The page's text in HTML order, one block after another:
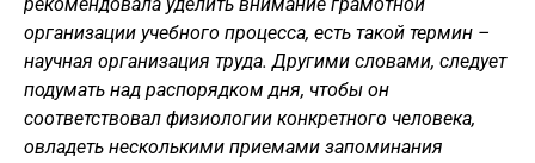
организации учебного процесса, есть такой термин –
научная организация труда. Другими словами, следует
подумать над распорядком дня, чтобы он
соответствовал физиологии конкретного человека,
овладеть несколькими приемами запоминания